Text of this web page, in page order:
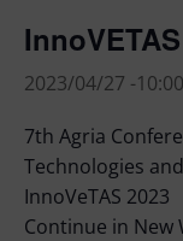
2023/04/27 -10:00
7th Agria
Technologies
InnoVeTAS 2023
Continue in New